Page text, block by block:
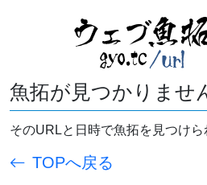
魚拓が見つかりませ
そのURLと日時で魚拓を見つけら
TOPへ戻る